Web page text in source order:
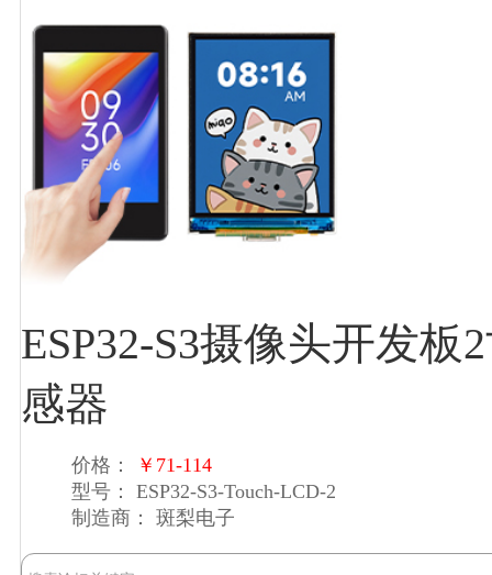
ESP32-S3摄像头开发板
感器
价格：
￥71-114
型号：
ESP32-S3-Touch-LCD-2
制造商：
斑梨电子